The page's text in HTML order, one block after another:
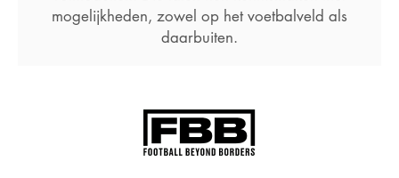
mogelijkheden, zowel op het voetbalveld als
daarbuiten.